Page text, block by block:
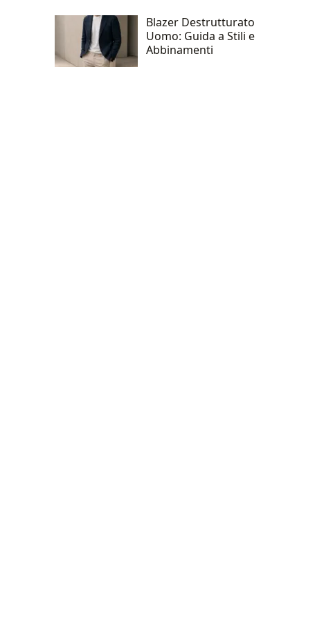
Blazer Destrutturato
Uomo: Guida a Stili e
Abbinamenti